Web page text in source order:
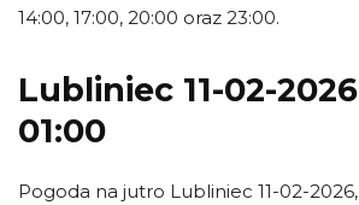
14:00, 17:00, 20:00 oraz 23:00.
Lubliniec 11-02-
01:00
Pogoda na jutro Lubliniec 11-02-2026,